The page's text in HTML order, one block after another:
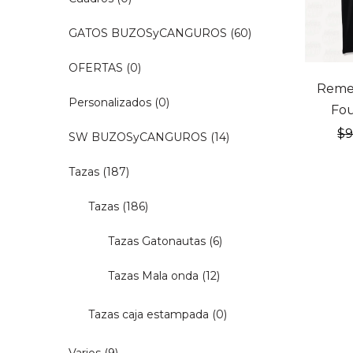
20% OFF
$
GATOS BUZOSyCANGUROS (60)
OFERTAS (0)
Personalizados (0)
SW BUZOSyCANGUROS (14)
Tazas (187)
Tazas (186)
Tazas Gatonautas (6)
Tazas Mala onda (12)
Tazas caja estampada (0)